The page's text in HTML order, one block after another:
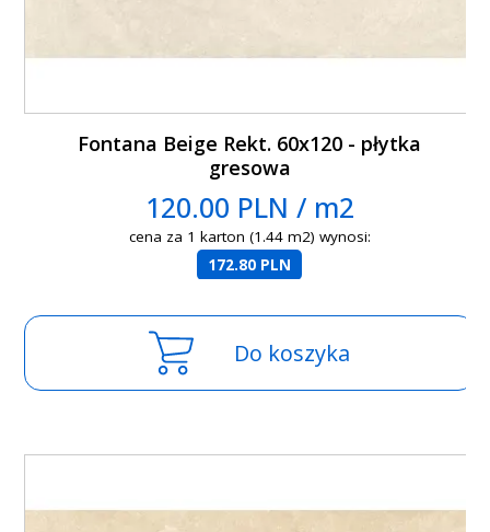
Fontana Beige Rekt. 60x120 - płytka
gresowa
120.00 PLN / m2
cena za 1 karton (1.44 m2) wynosi:
172.80 PLN
Do koszyka